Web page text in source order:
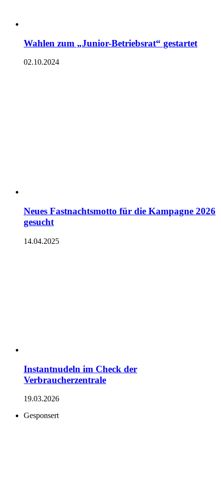
Wahlen zum „Junior-Betriebsrat“ gestartet
02.10.2024
Neues Fastnachtsmotto für die Kampagne 2026
gesucht
14.04.2025
Instantnudeln im Check der
Verbraucherzentrale
19.03.2026
Gesponsert